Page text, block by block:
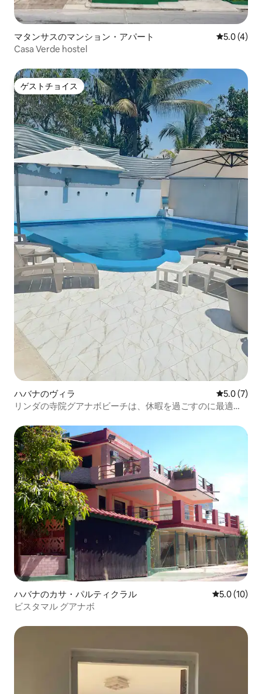
マタンサスのマンション・アパート レビュー4
5.0 (4)
Casa Verde hostel
ゲストチョイス
ゲストチョイス
ハバナのヴィラ レビュー7
5.0 (7)
リンダの寺院グアナボビーチは、休暇を過ごすのに最適な
ハバナのカサ・パルティクラル レビュー10
5.0 (10)
ビスタマル グアナボ